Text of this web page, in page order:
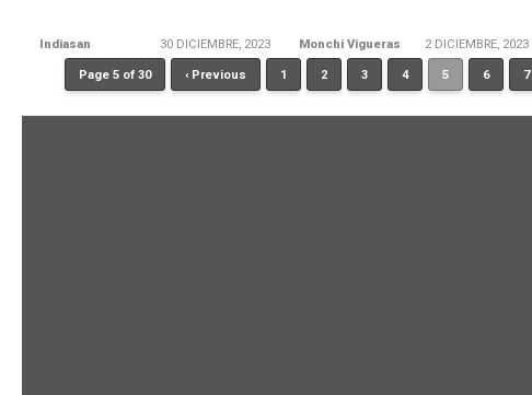
Indiasan 30 DICIEMBRE, 2023 Monchi Vigueras 2 DICIEMBRE, 2023
Page 5 of 30 ‹ Previous 1 2 3 4 5 6 7